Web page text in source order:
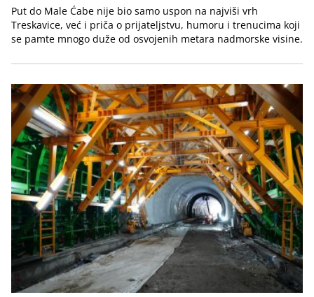
Put do Male Ćabe nije bio samo uspon na najviši vrh
Treskavice, već i priča o prijateljstvu, humoru i trenucima koji
se pamte mnogo duže od osvojenih metara nadmorske visine.